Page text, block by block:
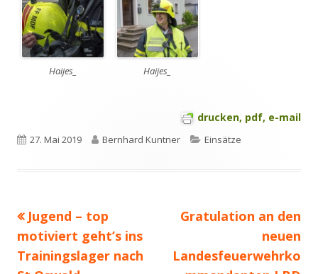
Haijes_ Haijes_
drucken, pdf, e-mail
Veröffentlicht
27. Mai 2019 Autor
Bernhard Kuntner Kategorien
Einsätze
Beitragsnavigation
Vorheriger
Beitrag:
Jugend – top
motiviert geht’s ins
Trainingslager nach
Nächster
Gratulation an den
neuen
Landesfeuerwehrko